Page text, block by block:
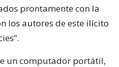
prontamente con la
los autores de este ilícito
un computador portátil,